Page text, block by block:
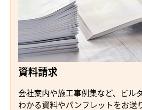
資料請求
会社案内や施工事例集など、ビル
わかる資料やパンフレットをお送